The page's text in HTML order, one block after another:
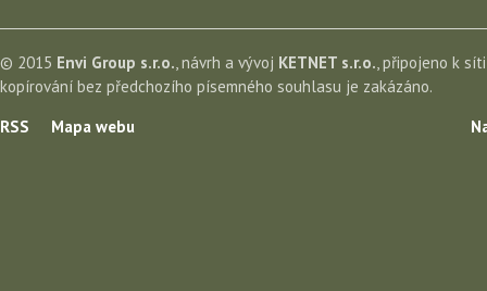
© 2015 Envi Group s.r.o., návrh a vývoj KETNET s.r.o., připojeno k
kopírování bez předchozího písemného souhlasu je zakázáno.
RSS
Mapa webu